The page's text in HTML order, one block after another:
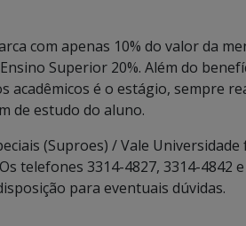
com apenas 10% do valor da
Superior 20%. Além do
acadêmicos é o estágio, sempre
de estudo do aluno.
(Suproes) / Vale Universidade
telefones 3314-4827, 3314-4842
para eventuais dúvidas.